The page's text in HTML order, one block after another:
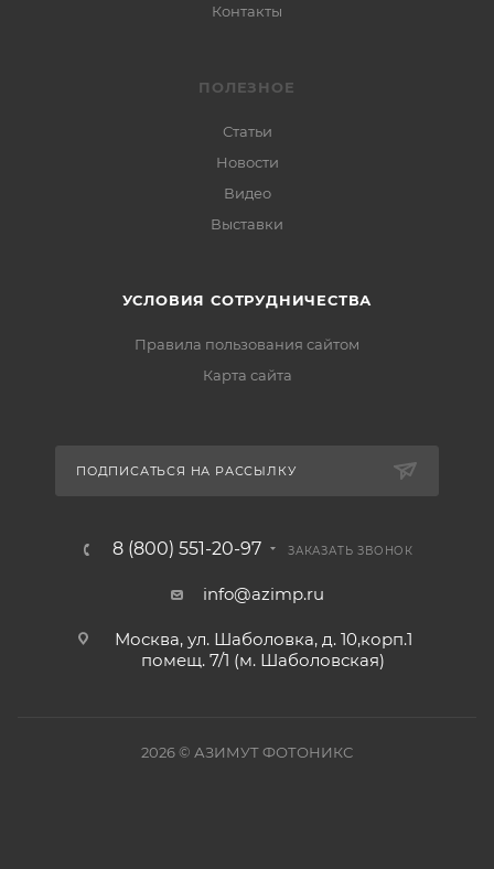
Контакты
ПОЛЕЗНОЕ
Статьи
Новости
Видео
Выставки
УСЛОВИЯ СОТРУДНИЧЕСТВА
Правила пользования сайтом
Карта сайта
ПОДПИСАТЬСЯ НА РАССЫЛКУ
8 (800) 551-20-97 ЗАКАЗАТЬ ЗВОНОК
info@azimp.ru
Москва, ул. Шаболовка, д. 10,корп.1
помещ. 7/1 (м. Шаболовская)
2026© АЗИМУТ ФОТОНИКС